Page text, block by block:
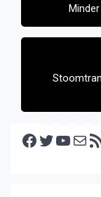
Facebook Twitter YouTube E-mail